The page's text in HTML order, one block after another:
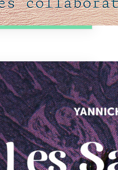
par Suresh, un
à la découverte du
rencontres et
les